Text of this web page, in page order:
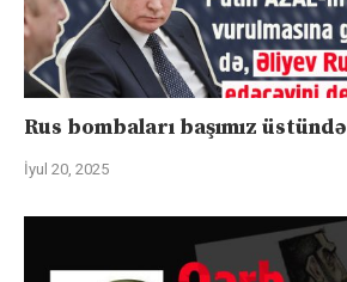
Rus bombaları başımız üstündə
İyul 20, 2025